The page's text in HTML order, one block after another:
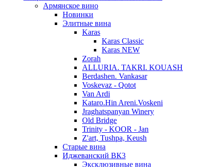
Армянское вино
Новинки
Элитные вина
Karas
Karas Classic
Karas NEW
Zorah
ALLURIA. TAKRI. KOUASH
Berdashen. Vankasar
Voskevaz - Qotot
Van Ardi
Kataro.Hin Areni.Voskeni
Jraghatspanyan Winery
Old Bridge
Trinity - KOOR - Jan
Z'art, Tushpa, Keush
Старые вина
Иджеванский ВК3
Эксклюзивные вина